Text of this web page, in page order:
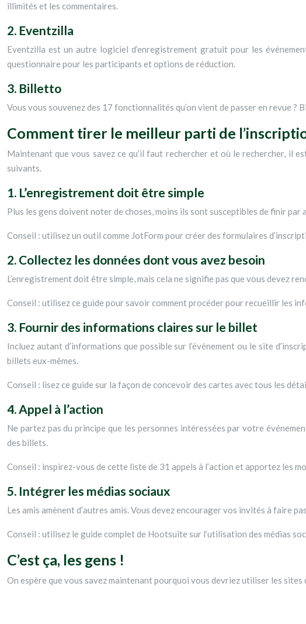
illimités et les commentaires.
2. Eventzilla
Eventzilla est un autre logiciel d’enregistrement gratuit pour les
questionnaire pour les participants et options de réduction.
3. Billetto
Vous vous souvenez des 17 fonctionnalités qu’on vient de passer en
Comment tirer le meilleur parti de
Maintenant que vous savez ce qu’il faut rechercher et où le rechercher, il
suivants.
1. L’enregistrement doit être simple
Plus les gens doivent noter de choses, moins ils sont susceptibles de finir par
Conseil : utilisez un outil comme JotForm pour créer des formulaires
2. Collectez les données dont vous avez besoin
L’enregistrement doit être simple, mais cela ne signifie pas que vous devez
Conseil : utilisez ce guide pour savoir comment procéder pour recueillir les
3. Fournir des informations claires sur le billet
Incluez autant d’informations que possible sur l’événement ou le site
billets eux-mêmes.
Conseil : lisez ce guide sur la façon de concevoir des cartes avec tous les
4. Appel à l’action
Ne partez pas du principe que les personnes intéressées par votre
des billets.
Conseil : inspirez-vous de cette liste de 31 appels à l’action et apportez les
5. Intégrer les médias sociaux
Les amis amènent d’autres amis. Vous devez encourager vos invités à faire
Conseil : utilisez le guide complet de Hootsuite sur l’utilisation des médias
C’est ça, les gens !
On espère que vous savez maintenant pourquoi vous devriez utiliser les sites